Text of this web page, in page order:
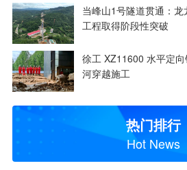
当峰山1号隧道贯通：
工程取得阶段性突破
徐工 XZ11600 水平定
河穿越施工
热门排行
Hot News